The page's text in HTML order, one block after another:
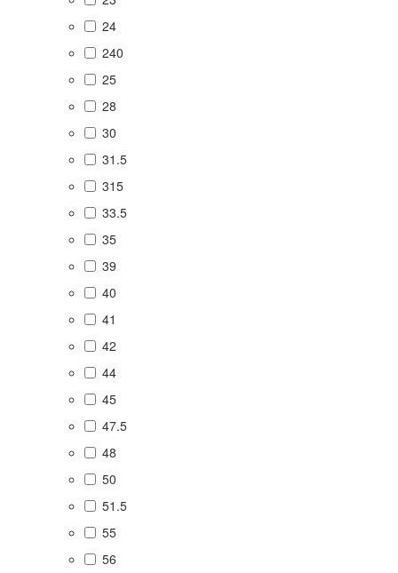
24
240
25
28
30
31.5
315
33.5
35
39
40
41
42
44
45
47.5
48
50
51.5
55
56